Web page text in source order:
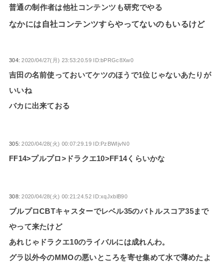
普通の制作者は他社コンテンツも研究でやる
なかには自社コンテンツすらやってないのもいるけど
304:2020/04/27(月) 23:53:20.59 ID:bPRGc8Xw0
吉田の名前使っておいてケツのほうで1位じゃないあたりが
いいね
バカに出来ておる
305:2020/04/28(火) 00:07:29.19 ID:PzBWIjvN0
FF14>プルプロ>ドラクエ10>FF14くらいかな
308:2020/04/28(火) 00:21:24.52 ID:xqJxblB90
ブルプロCBTキャスターでレベル35のバトルスコア35まで
やって来たけど
あれじゃドラクエ10のライバルには成れんわ。
グラ以外今のMMOの悪いところを寄せ集めて水で薄めたよ